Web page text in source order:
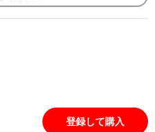
登録して購入